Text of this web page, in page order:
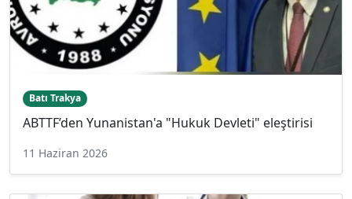
Batı Trakya
ABTTF’den Yunanistan'a "Hukuk Devleti" eleştirisi
11 Haziran 2026